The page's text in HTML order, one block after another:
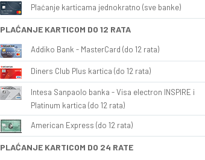
Plaćanje karticama jednokratno (sve banke)
PLAĆANJE KARTICOM DO 12 RATA
Addiko Bank - MasterCard (do 12 rata)
Diners Club Plus kartica (do 12 rata)
Intesa Sanpaolo banka - Visa electron INSPIRE i
Platinum kartica (do 12 rata)
American Express (do 12 rata)
PLAĆANJE KARTICOM DO 24 RATE